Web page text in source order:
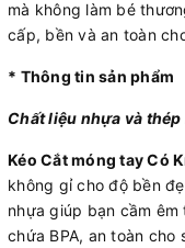
mà không làm bé
cấp, bền và an toàn
* Thông tin sản phẩm
Chất liệu nhựa và
Kéo Cắt móng tay Có
không gỉ cho độ bền
nhựa giúp bạn cầm
chứa BPA, an toàn cho